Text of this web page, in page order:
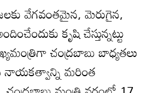
వేగవంతమైన, మెరుగైన,
కృషి చేస్తున్నట్టు
చంద్రబాబు బాధ్యతలు
మరింత